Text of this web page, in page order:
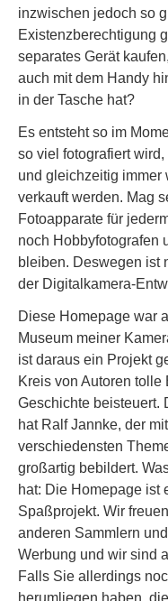
inzwischen jedoch so
Existenzberechtigung
separates Gerät
auch mit dem Handy
in der Tasche hat?
Es entsteht so im
so viel fotografiert
und gleichzeitig immer
verkauft werden. Mag
Fotoapparate für
noch Hobbyfotografen
bleiben. Deswegen ist
der Digitalkamera-
Diese Homepage war
Museum meiner
ist daraus ein Projekt
Kreis von Autoren
Geschichte beisteuert.
hat Ralf Jannke, der
verschiedensten
großartig bebildert.
hat: Die Homepage ist
Spaßprojekt. Wir
anderen Sammlern
Werbung und wir sind
Falls Sie allerdings
herumliegen haben,